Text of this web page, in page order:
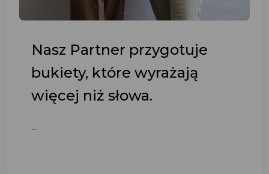
Nasz Partner przygotuje
bukiety, które wyrażają
więcej niż słowa.
...